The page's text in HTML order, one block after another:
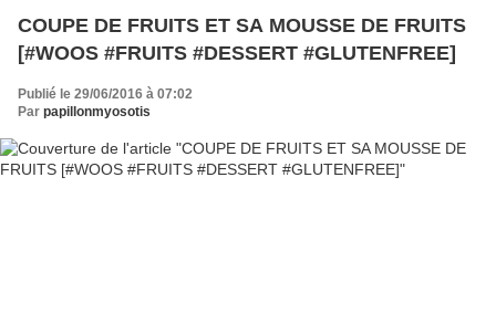
COUPE DE FRUITS ET SA MOUSSE DE FRUITS
[#WOOS #FRUITS #DESSERT #GLUTENFREE]
Publié le 29/06/2016 à 07:02
Par papillonmyosotis